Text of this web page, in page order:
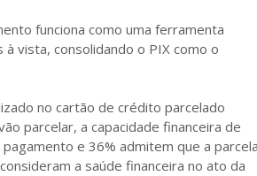
funciona como uma ferramenta
vista, consolidando o PIX como o
no cartão de crédito parcelado
parcelar, a capacidade financeira de
e 36% admitem que a
a saúde financeira no ato da